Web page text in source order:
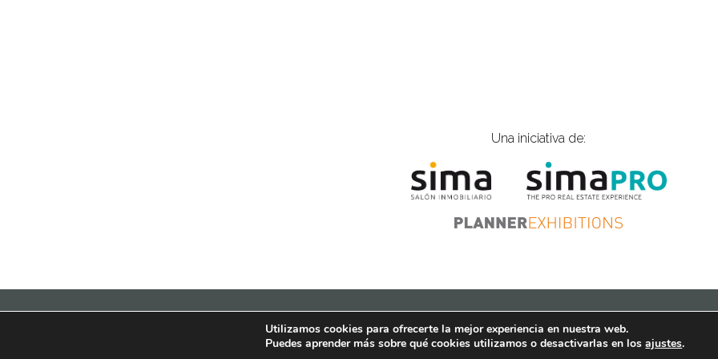
Una iniciativa de:
Utilizamos cookies para ofrecerte la mejor experiencia en nuestra web.
Puedes aprender más sobre qué cookies utilizamos o desactivarlas en losajustes.